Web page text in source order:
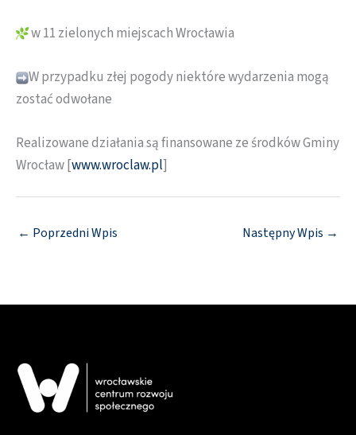
w 11 zielonych miejscach Wrocławia
W przypadku złej pogody niektóre wydarzenia mogą
zostać odwołane
Realizowane działania są finansowane ze środków Gminy
Wrocław [www.wroclaw.pl]
← Poprzedni Wpis Następny Wpis →